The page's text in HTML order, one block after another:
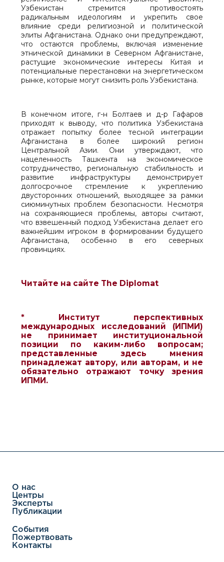
Узбекистан стремится противостоять
радикальным идеологиям и укрепить свое
влияние среди религиозной и политической
элиты Афганистана. Однако они предупреждают,
что остаются проблемы, включая изменение
этнической динамики в Северном Афганистане,
растущие экономические интересы Китая и
потенциальные перестановки на энергетическом
рынке, которые могут снизить роль Узбекистана.
В конечном итоге, г-н Болтаев и д-р Гафаров
приходят к выводу, что политика Узбекистана
отражает попытку более тесной интеграции
Афганистана в более широкий регион
Центральной Азии. Они утверждают, что
нацеленность Ташкента на экономическое
сотрудничество, региональную стабильность и
развитие инфраструктуры демонстрирует
долгосрочное стремление к укреплению
двусторонних отношений, выходящее за рамки
сиюминутных проблем безопасности. Несмотря
на сохраняющиеся проблемы, авторы считают,
что взвешенный подход Узбекистана делает его
важнейшим игроком в формировании будущего
Афганистана, особенно в его северных
провинциях.
Читайте на сайте The Diplomat
* Институт перспективных
международных исследований (ИПМИ)
не принимает институциональной
позиции по каким-либо вопросам;
представленные здесь мнения
принадлежат автору, или авторам, и не
обязательно отражают точку зрения
ИПМИ.
О нас
Центры
Эксперты
Публикации
События
Пожертвовать
Контакты